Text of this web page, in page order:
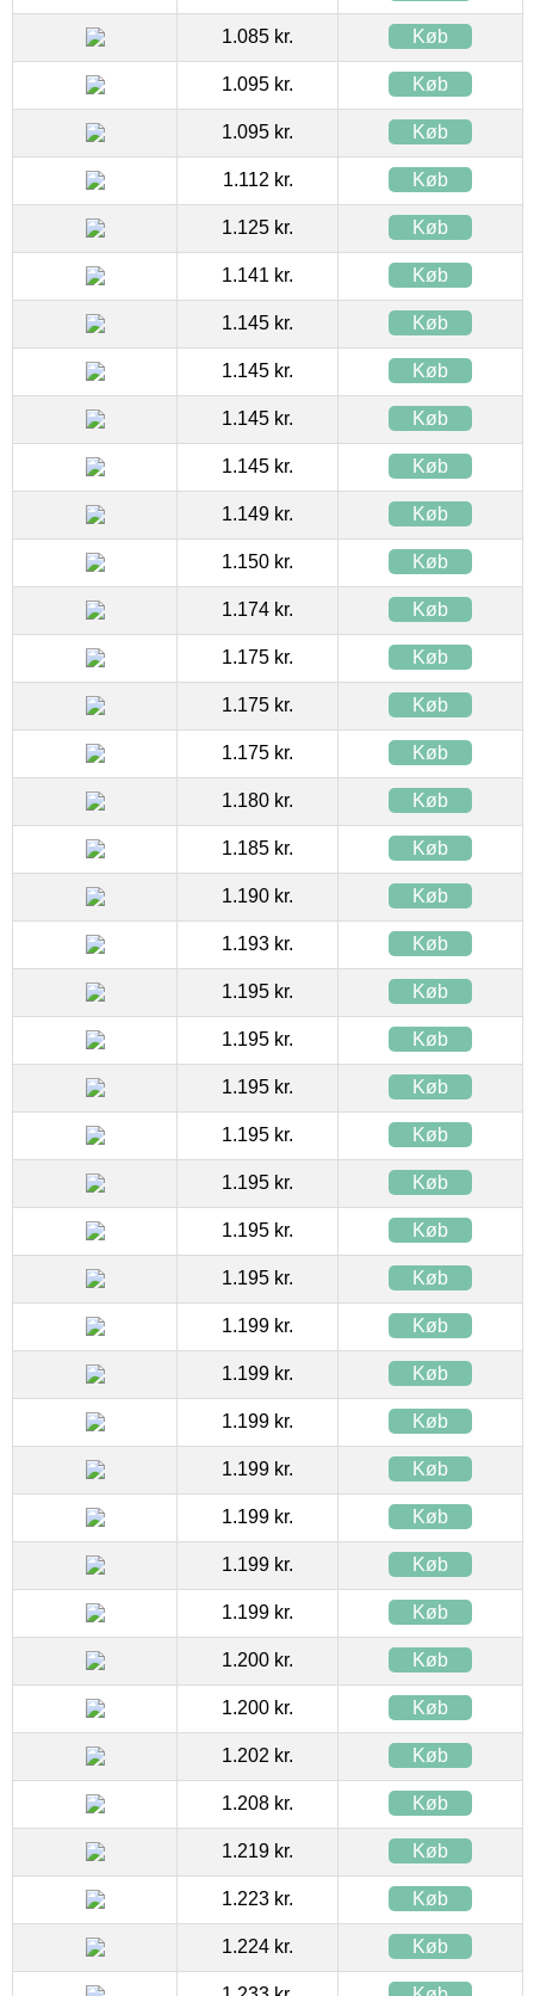
1.085 kr. Køb
1.095 kr. Køb
1.095 kr. Køb
1.112 kr. Køb
1.125 kr. Køb
1.141 kr. Køb
1.145 kr. Køb
1.145 kr. Køb
1.145 kr. Køb
1.145 kr. Køb
1.149 kr. Køb
1.150 kr. Køb
1.174 kr. Køb
1.175 kr. Køb
1.175 kr. Køb
1.175 kr. Køb
1.180 kr. Køb
1.185 kr. Køb
1.190 kr. Køb
1.193 kr. Køb
1.195 kr. Køb
1.195 kr. Køb
1.195 kr. Køb
1.195 kr. Køb
1.195 kr. Køb
1.195 kr. Køb
1.195 kr. Køb
1.199 kr. Køb
1.199 kr. Køb
1.199 kr. Køb
1.199 kr. Køb
1.199 kr. Køb
1.199 kr. Køb
1.199 kr. Køb
1.200 kr. Køb
1.200 kr. Køb
1.202 kr. Køb
1.208 kr. Køb
1.219 kr. Køb
1.223 kr. Køb
1.224 kr. Køb